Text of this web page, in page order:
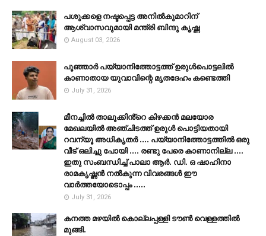
പശുക്കളെ നഷ്ടപ്പെട്ട അനിൽകുമാറിന്
ആശ്വാസവുമായി മന്ത്രി ബിന്ദു കൃഷ്ണ
August 03, 2026
പൂഞ്ഞാര്‍ പയ്യാനിത്തോട്ടത്ത് ഉരുള്‍പൊട്ടലില്‍
കാണാതായ യുവാവിന്റെ മൃതദേഹം കണ്ടെത്തി
July 31, 2026
മീനച്ചിൽ താലൂക്കിൻ്റെ കിഴക്കൻ മലയോര
മേഖലയിൽ അഞ്ചിടത്ത് ഉരുൾ പൊട്ടിയതായി
റവന്യൂ അധികൃതർ .... പയ്യാനിത്തോട്ടത്തിൽ ഒരു
വീട് ഒലിച്ചു പോയി .... രണ്ടു പേരെ കാണാനില്ല ....
ഇതു സംബന്ധിച്ച് പാലാ ആർ. ഡി. ഒ ഷാഹിനാ
രാമകൃഷ്ണൻ നൽകുന്ന വിവരങ്ങൾ ഈ
വാർത്തയോടൊപ്പം .....
July 31, 2026
കനത്ത മഴയില്‍ കൊല്ലപ്പള്ളി ടൗണ്‍ വെള്ളത്തില്‍
മുങ്ങി.